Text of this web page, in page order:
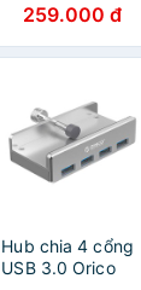
chính hãng bảo
hành lỗi 1 đổi 1 !!!
259.000 đ
Hub chia 4 cổng
USB 3.0 Orico